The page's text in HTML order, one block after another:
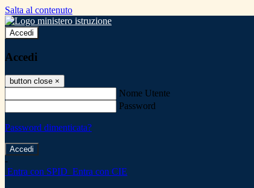
Salta al contenuto
Accedi
Accedi
button close ×
Nome Utente
Password
Password dimenticata?
-
Entra con SPID Entra con CIE